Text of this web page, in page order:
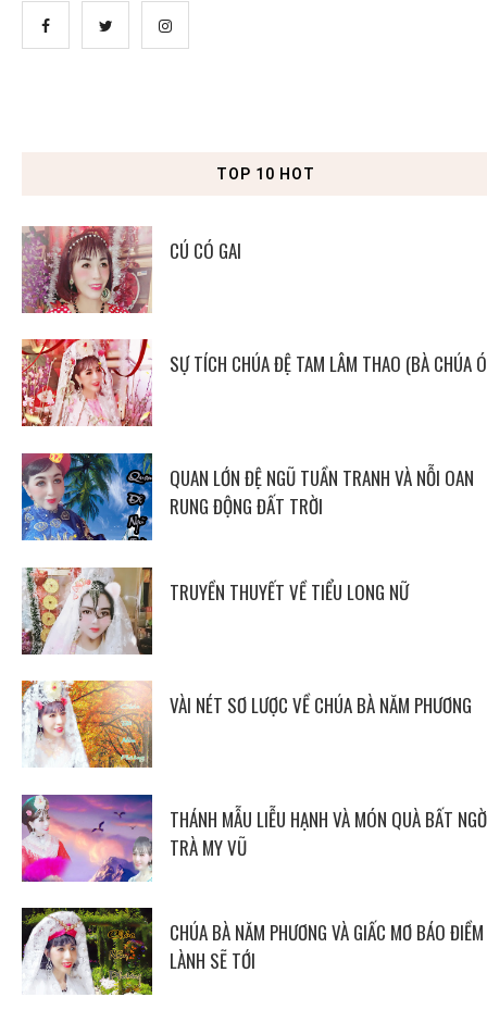
TOP 10 HOT
CÚ CÓ GAI
SỰ TÍCH CHÚA ĐỆ TAM LÂM THAO (BÀ CHÚA
QUAN LỚN ĐỆ NGŨ TUẦN TRANH VÀ NỖI OAN
RUNG ĐỘNG ĐẤT TRỜI
TRUYỀN THUYẾT VỀ TIỂU LONG NỮ
VÀI NÉT SƠ LƯỢC VỀ CHÚA BÀ NĂM PHƯƠNG
THÁNH MẪU LIỄU HẠNH VÀ MÓN QUÀ BẤT
TRÀ MY VŨ
CHÚA BÀ NĂM PHƯƠNG VÀ GIẤC MƠ BÁO ĐIỀM
LÀNH SẼ TỚI